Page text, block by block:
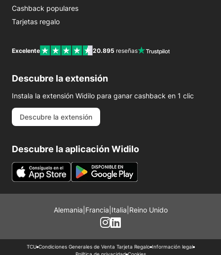
Cashback populares
Tarjetas regalo
Excelente 20.895 reseñas
Descubre la extensión
Instala la extensión Widilo para ganar cashback en 1 clic
Descubre la extensión
Descubre la aplicación Widilo
Alemania Francia Italia Reino Unido
TCU Condiciones Generales de Venta Tarjeta Regalo Información legal